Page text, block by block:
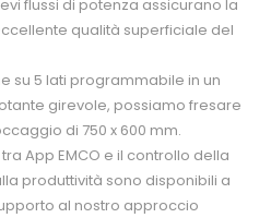
flussi di potenza assicurano la
qualità superficiale del
su 5 lati programmabile in un
girevole, possiamo fresare
di 750 x 600 mm.
App EMCO e il controllo della
produttività sono disponibili a
al nostro approccio